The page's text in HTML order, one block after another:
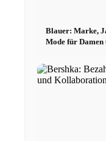
Blauer: Marke,
Mode für